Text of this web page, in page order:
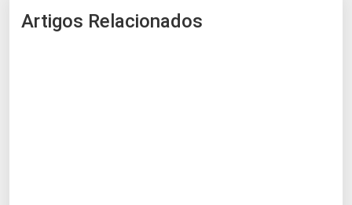
Artigos Relacionados